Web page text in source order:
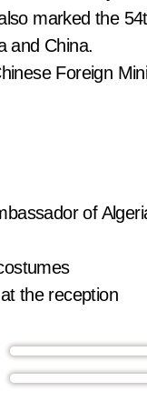
marked the
and China.
Foreign
of
the reception